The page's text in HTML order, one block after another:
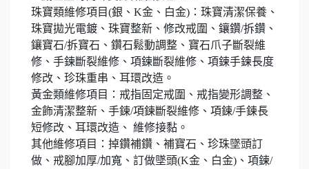
珠寶類維修項目(銀、K金、白金)：珠寶清潔保養、
珠寶拋光電鍍、珠寶整新、修改戒圍、鑲鑽/拆鑽、
鑲寶石/拆寶石、鑽石鬆動調整、寶石爪子斷裂維
修、手鍊斷裂維修、項鍊斷裂維修、項鍊手鍊長度
修改、珍珠重串、耳環改造。
黃金類維修項目：戒指固定戒圍、戒指變形調整、
金飾清潔整新、手鍊/項鍊斷裂維修、項鍊/手鍊長
短修改、耳環改造、 維修接黏。
其他維修項目：掉鑽補鑽、補寶石、珍珠墜頭訂
做、戒腳加厚/加寬、訂做墜頭(K金、白金)、項鍊/